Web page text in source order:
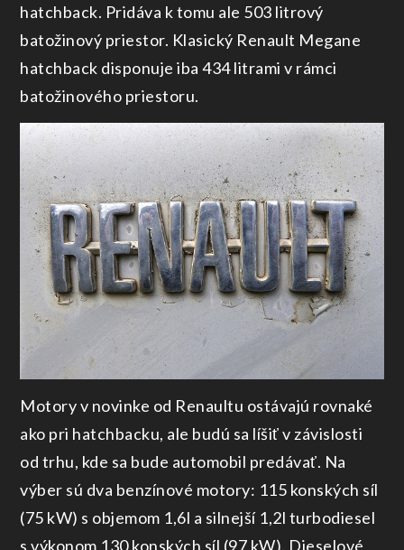
hatchback. Pridáva k tomu ale 503 litrový
batožinový priestor. Klasický Renault Megane
hatchback disponuje iba 434 litrami v rámci
batožinového priestoru.
Motory v novinke od Renaultu ostávajú rovnaké
ako pri hatchbacku, ale budú sa líšiť v závislosti
od trhu, kde sa bude automobil predávať. Na
výber sú dva benzínové motory: 115 konských síl
(75 kW) s objemom 1,6l a silnejší 1,2l turbodiesel
s výkonom 130 konských síl (97 kW). Dieselové